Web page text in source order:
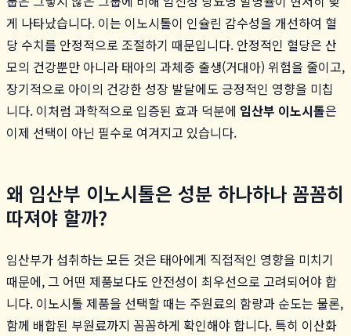
게 나타났습니다. 이는 이노시톨이 인슐린 감수성을 개선하여 혈
당 수치를 안정적으로 조절하기 때문입니다. 안정적인 혈당은 산
모의 건강뿐만 아니라 태아의 과체중 출생(거대아) 위험을 줄이고,
장기적으로 아이의 건강한 성장 발달에도 긍정적인 영향을 미칩
니다. 이처럼 과학적으로 입증된 효과 덕분에 임산부 이노시톨은
이제 선택이 아닌 필수로 여겨지고 있습니다.
왜 임산부 이노시톨은 성분 하나하나 꼼꼼히
따져야 할까?
임산부가 섭취하는 모든 것은 태아에게 직접적인 영향을 미치기
때문에, 그 어떤 제품보다도 안전성이 최우선으로 고려되어야 합
니다. 이노시톨 제품을 선택할 때는 주원료의 함량과 순도는 물론,
함께 배합된 부원료까지 꼼꼼하게 확인해야 합니다. 특히 이산화